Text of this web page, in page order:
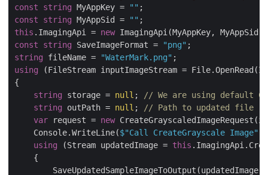
const
string MyAppKey = ""
const
string MyAppSid = ""
this .ImagingApi = new ImagingApi(MyAppKey, MyAppSid,
const
string SaveImageFormat = "png"
string fileName = "WaterMark.png"
using (FileStream inputImageStream =
{
string storage = null ;
// We are using default
string outPath = null ;
// Path to updated file (if
var request = new
    Console.WriteLine(
$"Call CreateGrayscale Image"
using (Stream updatedImage = this
    {
        SaveUpdatedSampleImageToOutput(updatedImage,